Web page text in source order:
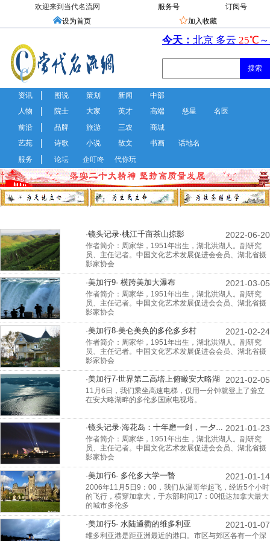
欢迎来到当代名流网 服务号 订阅号
设为首页 加入收藏
资讯 图说 策划 新闻
中部
人物
院士 大家 英才 高端 慈星
名医
前沿
品牌 旅游 三农
商城
艺苑
诗歌 小说 散文 书画
话地名
服务
论坛 企叮咚 代你玩
2022-06-20
·镜头记录·桃江千亩茶山掠影
作者简介：周家华，1951年出生，湖北洪湖人。副研究
员、主任记者。中国文化艺术发展促进会会员、湖北省摄
影家协会
2021-03-05
·美加行9· 横跨美加大瀑布
作者简介：周家华，1951年出生，湖北洪湖人。副研究
员、主任记者。中国文化艺术发展促进会会员、湖北省摄
影家协会
2021-02-24
·美加行8·美仑美奂的多伦多乡村
作者简介：周家华，1951年出生，湖北洪湖人。副研究
员、主任记者。中国文化艺术发展促进会会员、湖北省摄
影家协会
2021-02-05
·美加行7·世界第二高塔上俯瞰安大略湖
11月6日，我们乘坐高速电梯，仅用一分钟就登上了耸立
在安大略湖畔的多伦多国家电视塔。
2021-01-23
·镜头记录·海花岛：十年磨一剑，一夕露峥嵘
作者简介：周家华，1951年出生，湖北洪湖人。副研究
员、主任记者。中国文化艺术发展促进会会员、湖北省摄
影家协会
2021-01-14
·美加行6· 多伦多大学一瞥
2006年11月5日9：00，我们从温哥华起飞，经近5个小时
的飞行，横穿加拿大，于东部时间17：00抵达加拿大最大
的城市多伦多
2021-01-07
·美加行5· 水陆通衢的维多利亚
维多利亚港是距亚洲最近的港口。市区与郊区各有一个深